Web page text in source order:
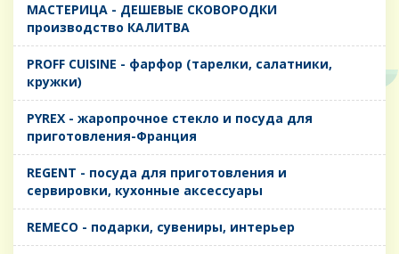
MАСТЕРИЦА - ДЕШЕВЫЕ СКОВОРОДКИ
производство КАЛИТВА
PROFF CUISINE - фарфор (тарелки, салатники,
кружки)
PYREX - жаропрочное стекло и посуда для
приготовления-Франция
REGENT - посуда для приготовления и
сервировки, кухонные аксессуары
REMECO - подарки, сувениры, интерьер